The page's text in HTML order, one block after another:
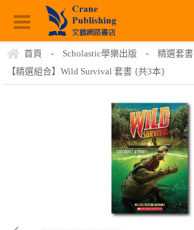
首頁 - Scholastic學樂出版 - 精選套書
【精選組合】Wild Survival 套書 {共3本}